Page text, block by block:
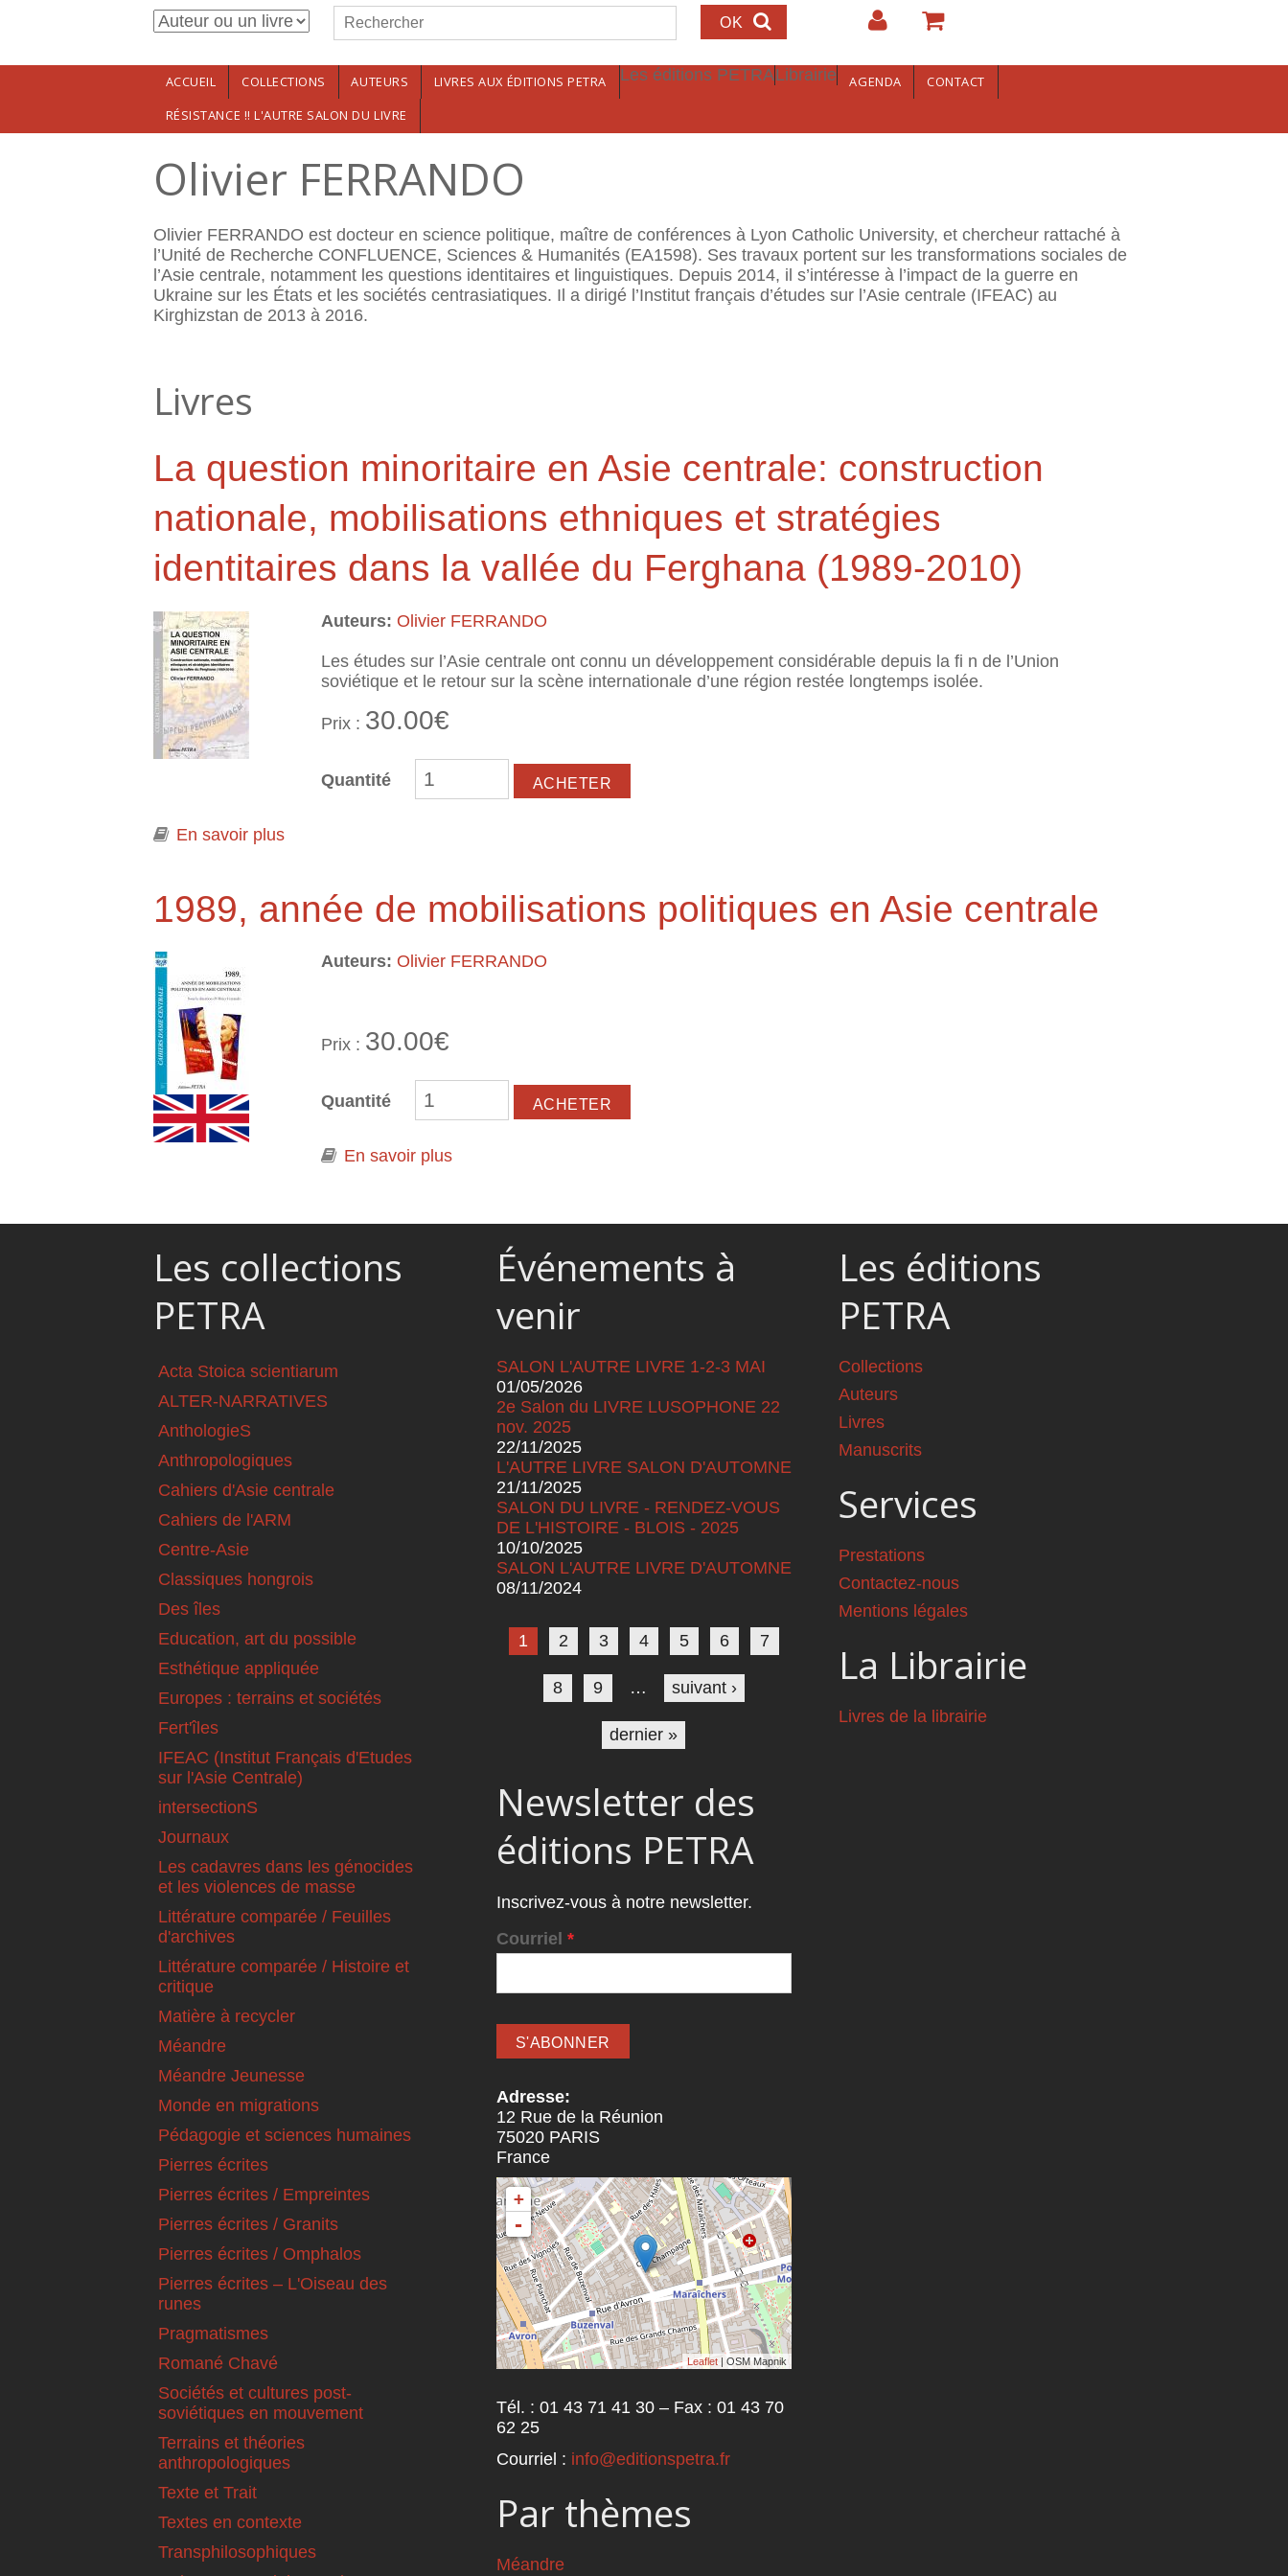
Aller au contenu principalFormulaire de recherche
Rechercher
ACCUEIL COLLECTIONS AUTEURS LIVRES AUX ÉDITIONS PETRA Les éditions PETRALibrairie AGENDA
CONTACT
RÉSISTANCE !! L'AUTRE SALON DU LIVRE
Olivier FERRANDO
Olivier FERRANDO est docteur en science politique, maître de conférences à Lyon Catholic University, et chercheur rattaché à
l’Unité de Recherche CONFLUENCE, Sciences & Humanités (EA1598). Ses travaux portent sur les transformations sociales de
l’Asie centrale, notamment les questions identitaires et linguistiques. Depuis 2014, il s’intéresse à l’impact de la guerre en
Ukraine sur les États et les sociétés centrasiatiques. Il a dirigé l’Institut français d’études sur l’Asie centrale (IFEAC) au
Kirghizstan de 2013 à 2016.
Livres
La question minoritaire en Asie centrale: construction
nationale, mobilisations ethniques et stratégies
identitaires dans la vallée du Ferghana (1989-2010)
Auteurs: Olivier FERRANDO
Les études sur l’Asie centrale ont connu un développement considérable depuis la fi n de l’Union
soviétique et le retour sur la scène internationale d’une région restée longtemps isolée.
Prix : 30.00€
Quantité
En savoir plus
1989, année de mobilisations politiques en Asie centrale
Auteurs: Olivier FERRANDO
Prix : 30.00€
Quantité
En savoir plus
Les collections
PETRA
Acta Stoica scientiarum
ALTER-NARRATIVES
AnthologieS
Anthropologiques
Cahiers d'Asie centrale
Cahiers de l'ARM
Centre-Asie
Classiques hongrois
Des îles
Education, art du possible
Esthétique appliquée
Europes : terrains et sociétés
Fert'îles
IFEAC (Institut Français d'Etudes
sur l'Asie Centrale)
intersectionS
Journaux
Les cadavres dans les génocides
et les violences de masse
Littérature comparée / Feuilles
d'archives
Littérature comparée / Histoire et
critique
Matière à recycler
Méandre
Méandre Jeunesse
Monde en migrations
Pédagogie et sciences humaines
Pierres écrites
Pierres écrites / Empreintes
Pierres écrites / Granits
Pierres écrites / Omphalos
Pierres écrites – L'Oiseau des
runes
Pragmatismes
Romané Chavé
Sociétés et cultures post-
soviétiques en mouvement
Terrains et théories
anthropologiques
Texte et Trait
Textes en contexte
Transphilosophiques
Événements à
venir
SALON L'AUTRE LIVRE 1-2-3 MAI
01/05/2026
2e Salon du LIVRE LUSOPHONE 22
nov. 2025
22/11/2025
L'AUTRE LIVRE SALON D'AUTOMNE
21/11/2025
SALON DU LIVRE - RENDEZ-VOUS
DE L'HISTOIRE - BLOIS - 2025
10/10/2025
SALON L'AUTRE LIVRE D'AUTOMNE
08/11/2024
Pages
1 2 3 4 5 6 7
8 9 … suivant ›
dernier »
Newsletter des
éditions PETRA
Inscrivez-vous à notre newsletter.
Courriel *
Adresse:
12 Rue de la Réunion
75020 PARIS
France
+
-
Leaflet | OSM Mapnik
Tél. : 01 43 71 41 30 – Fax : 01 43 70
62 25
Courriel : info@editionspetra.fr
Par thèmes
Méandre
Les éditions
PETRA
Collections
Auteurs
Livres
Manuscrits
Services
Prestations
Contactez-nous
Mentions légales
La Librairie
Livres de la librairie